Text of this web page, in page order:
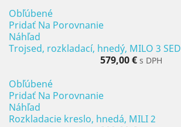
Obľúbené
Pridať Na Porovnanie
Náhľad
Trojsed, rozkladací, hnedý, MILO 3 SED
579,00 € s DPH
Obľúbené
Pridať Na Porovnanie
Náhľad
Rozkladacie kreslo, hnedá, MILI 2